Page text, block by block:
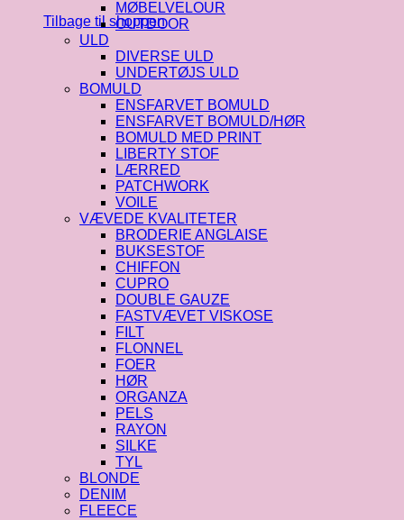
Tilbage til shoppen
MØBELVELOUR
OUTDOOR
ULD
DIVERSE ULD
UNDERTØJS ULD
BOMULD
ENSFARVET BOMULD
ENSFARVET BOMULD/HØR
BOMULD MED PRINT
LIBERTY STOF
LÆRRED
PATCHWORK
VOILE
VÆVEDE KVALITETER
BRODERIE ANGLAISE
BUKSESTOF
CHIFFON
CUPRO
DOUBLE GAUZE
FASTVÆVET VISKOSE
FILT
FLONNEL
FOER
HØR
ORGANZA
PELS
RAYON
SILKE
TYL
BLONDE
DENIM
FLEECE